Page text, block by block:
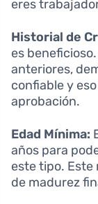
eres
Historial de
es
anteriores,
confiable y
aprobación.
Edad Mínima:
años para
este tipo.
de madurez